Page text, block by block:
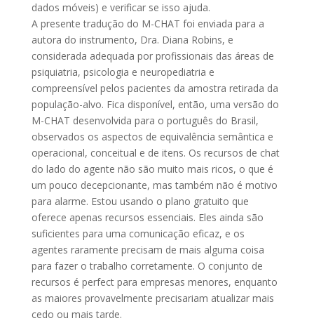
dados móveis) e verificar se isso ajuda.
A presente tradução do M-CHAT foi enviada para a
autora do instrumento, Dra. Diana Robins, e
considerada adequada por profissionais das áreas de
psiquiatria, psicologia e neuropediatria e
compreensível pelos pacientes da amostra retirada da
população-alvo. Fica disponível, então, uma versão do
M-CHAT desenvolvida para o português do Brasil,
observados os aspectos de equivalência semântica e
operacional, conceitual e de itens. Os recursos de chat
do lado do agente não são muito mais ricos, o que é
um pouco decepcionante, mas também não é motivo
para alarme. Estou usando o plano gratuito que
oferece apenas recursos essenciais. Eles ainda são
suficientes para uma comunicação eficaz, e os
agentes raramente precisam de mais alguma coisa
para fazer o trabalho corretamente. O conjunto de
recursos é perfect para empresas menores, enquanto
as maiores provavelmente precisariam atualizar mais
cedo ou mais tarde.